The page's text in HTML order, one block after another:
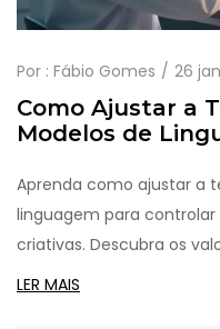
Por : Fábio Gomes 26
Como Ajustar a
Modelos de
Aprenda como ajustar a
linguagem para
criativas. Descubra os
escrita e tarefas críticas.
LER MAIS